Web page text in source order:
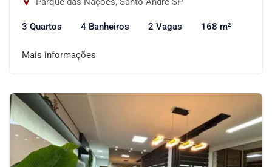
3 Quartos 4 Banheiros 2 Vagas 168 m²
Mais informações